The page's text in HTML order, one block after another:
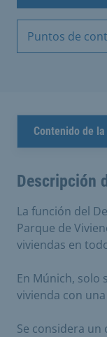
Puntos de
Contenido de
Descripción
La función del
Parque de
viviendas en
En Múnich, solo
vivienda con
Se considera un